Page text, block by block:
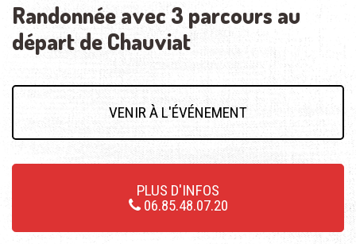
Randonnée avec 3 parcours au
départ de Chauviat
VENIR À L'ÉVÉNEMENT
PLUS D'INFOS
06.85.48.07.20